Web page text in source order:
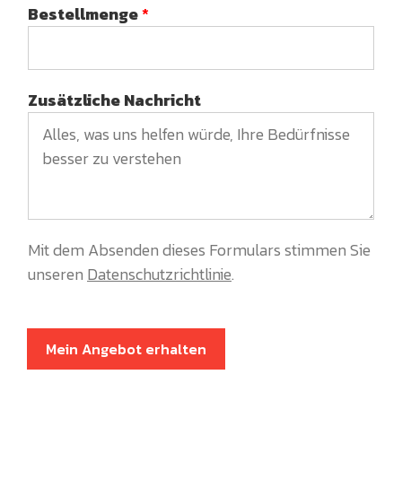
Bestellmenge*
Zusätzliche Nachricht
Mit dem Absenden dieses Formulars stimmen Sie
unseren Datenschutzrichtlinie.
Mein Angebot erhalten